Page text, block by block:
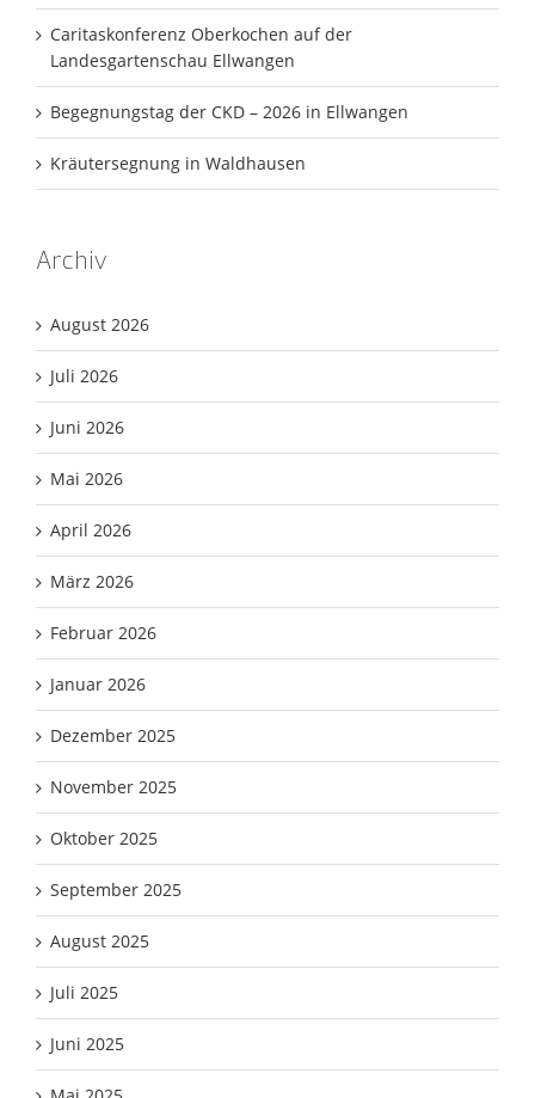
Caritaskonferenz Oberkochen auf der
Landesgartenschau Ellwangen
Begegnungstag der CKD – 2026 in Ellwangen
Kräutersegnung in Waldhausen
Archiv
August 2026
Juli 2026
Juni 2026
Mai 2026
April 2026
März 2026
Februar 2026
Januar 2026
Dezember 2025
November 2025
Oktober 2025
September 2025
August 2025
Juli 2025
Juni 2025